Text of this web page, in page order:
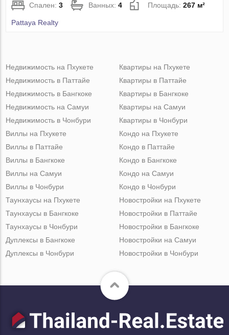
Спален:3 Ванных:4 Площадь:267 м²
Pattaya Realty
Недвижимость на Пхукете
Недвижимость в Паттайе
Недвижимость в Бангкоке
Недвижимость на Самуи
Недвижимость в Чонбури
Квартиры на Пхукете
Квартиры в Паттайе
Квартиры в Бангкоке
Квартиры на Самуи
Квартиры в Чонбури
Виллы на Пхукете
Виллы в Паттайе
Виллы в Бангкоке
Виллы на Самуи
Виллы в Чонбури
Кондо на Пхукете
Кондо в Паттайе
Кондо в Бангкоке
Кондо на Самуи
Кондо в Чонбури
Таунхаусы на Пхукете
Таунхаусы в Бангкоке
Таунхаусы в Чонбури
Дуплексы в Бангкоке
Дуплексы в Чонбури
Новостройки на Пхукете
Новостройки в Паттайе
Новостройки в Бангкоке
Новостройки на Самуи
Новостройки в Чонбури